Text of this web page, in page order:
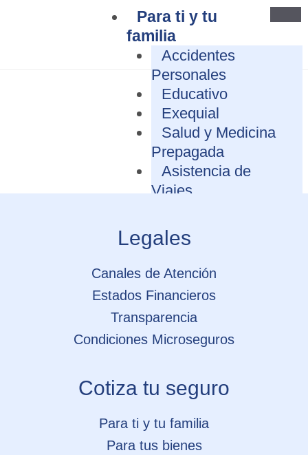
Para ti y tu
familia
Accidentes
Personales
Educativo
Exequial
Salud y Medicina
Prepagada
Asistencia de
Viajes
Responsabilidad
Civil Profesional
Mascotas
Para tus bienes
Seguro de
Arrendamiento
Seguro de Hogar
y patinetas
SOAT
Vehículos
Póliza de
Legales
Canales de Atención
Estados Financieros
Transparencia
Condiciones Microseguros
Cotiza tu seguro
Para ti y tu familia
Para tus bienes